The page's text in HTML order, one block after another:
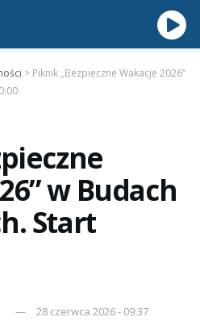
> Piknik „Bezpieczne Wakacje 2026”
w Budach
Start
28 czerwca 2026 - 09:37